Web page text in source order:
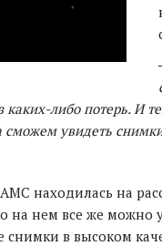
каких-либо потерь. И
увидеть
находилась на
на нем все же
в высоком